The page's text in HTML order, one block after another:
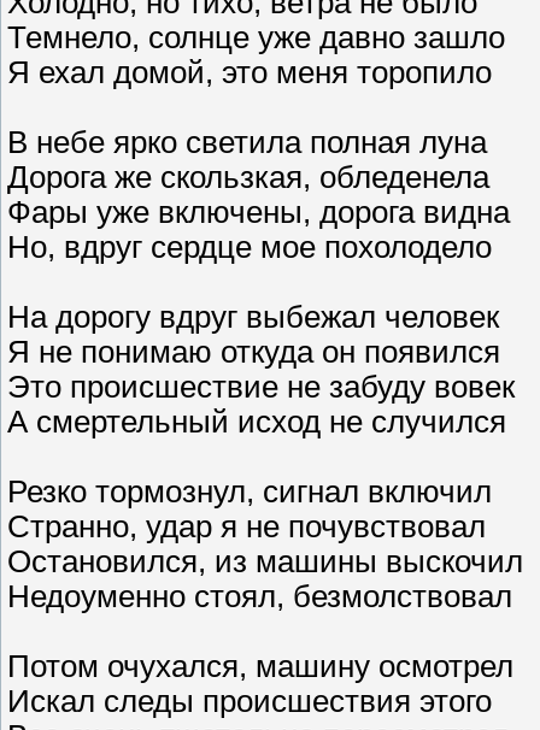
Темнело, солнце уже давно зашло
Я ехал домой, это меня торопило
В небе ярко светила полная луна
Дорога же скользкая, обледенела
Фары уже включены, дорога видна
Но, вдруг сердце мое похолодело
На дорогу вдруг выбежал человек
Я не понимаю откуда он появился
Это происшествие не забуду вовек
А смертельный исход не случился
Резко тормознул, сигнал включил
Странно, удар я не почувствовал
Остановился, из машины выскочил
Недоуменно стоял, безмолствовал
Потом очухался, машину осмотрел
Искал следы происшествия этого